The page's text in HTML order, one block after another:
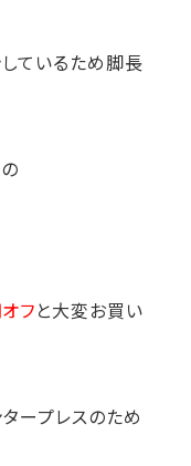
ているため脚長
フと大変お買い
ープレスのため